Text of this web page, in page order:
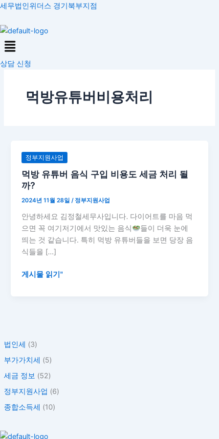
콘
츠
로
건
너
세무법인위더스 경기북부지점
Menu
상담 신청
법인세 (3)
부가가치세 (5)
세금 정보 (52)
정부지원사업 (6)
종합소득세 (10)
먹방유튜버비용처리
정부지원사업
먹방 유튜버 음식 구입 비용도 세금 처리 될
까?
2024년 11월 28일/ 정부지원사업
안녕하세요 김정철세무사입니다. 다이어트를 마음 먹
으면 꼭 여기저기에서 맛있는 음식
들이 더욱 눈에
띄는 것 같습니다. 특히 먹방 유튜버들을 보면 당장 음
식들을 […]
먹
방
유
튜
버
음
식
구
입
용
될
까?
게시물 읽기"